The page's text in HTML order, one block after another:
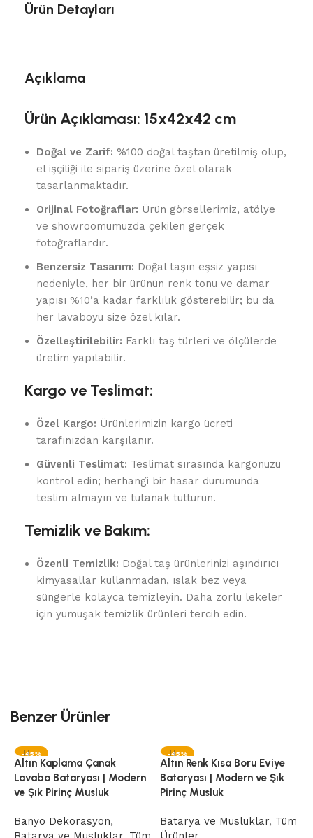
Ürün Detayları
Açıklama
Ürün Açıklaması: 15x42x42 cm
Doğal ve Zarif: %100 doğal taştan üretilmiş olup,
el işçiliği ile sipariş üzerine özel olarak
tasarlanmaktadır.
Orijinal Fotoğraflar: Ürün görsellerimiz, atölye
ve showroomumuzda çekilen gerçek
fotoğraflardır.
Benzersiz Tasarım: Doğal taşın eşsiz yapısı
nedeniyle, her bir ürünün renk tonu ve damar
yapısı %10’a kadar farklılık gösterebilir; bu da
her lavaboyu size özel kılar.
Özelleştirilebilir: Farklı taş türleri ve ölçülerde
üretim yapılabilir.
Kargo ve Teslimat:
Özel Kargo: Ürünlerimizin kargo ücreti
tarafınızdan karşılanır.
Güvenli Teslimat: Teslimat sırasında kargonuzu
kontrol edin; herhangi bir hasar durumunda
teslim almayın ve tutanak tutturun.
Temizlik ve Bakım:
Özenli Temizlik: Doğal taş ürünlerinizi aşındırıcı
kimyasallar kullanmadan, ıslak bez veya
süngerle kolayca temizleyin. Daha zorlu lekeler
için yumuşak temizlik ürünleri tercih edin.
Benzer Ürünler
-45%
Altın Kaplama Çanak
Lavabo Bataryası | Modern
ve Şık Pirinç Musluk
Banyo Dekorasyon,
-45%
Altın Renk Kısa Boru Eviye
Bataryası | Modern ve Şık
Pirinç Musluk
Batarya ve Musluklar, Tüm